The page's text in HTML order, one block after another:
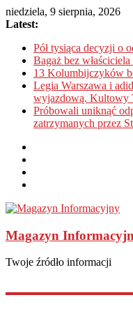
niedziela, 9 sierpnia, 2026
Latest:
Pół tysiąca decyzji o
Bagaż bez
13 Kolumbijczyków
Legia Warszawa i
wyjazdową. Kultowy
Próbowali uniknąć
zatrzymanych przez
Magazyn
Twoje źródło informacji